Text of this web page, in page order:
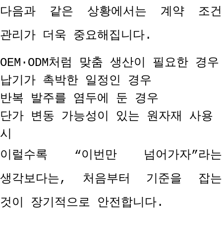
다음과 같은 상황에서는 계약 조건
관리가 더욱 중요해집니다.
OEM·ODM처럼 맞춤 생산이 필요한 경우
납기가 촉박한 일정인 경우
반복 발주를 염두에 둔 경우
단가 변동 가능성이 있는 원자재 사용
시
이럴수록 “이번만 넘어가자”라는
생각보다는, 처음부터 기준을 잡는
것이 장기적으로 안전합니다.